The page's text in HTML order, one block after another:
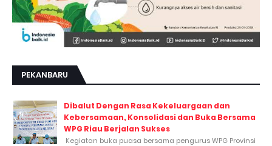
PEKANBARU
Dibalut Dengan Rasa Kekeluargaan dan
Kebersamaan, Konsolidasi dan Buka Bersama
WPG Riau Berjalan Sukses
Kegiatan buka puasa bersama pengurus WPG Provinsi